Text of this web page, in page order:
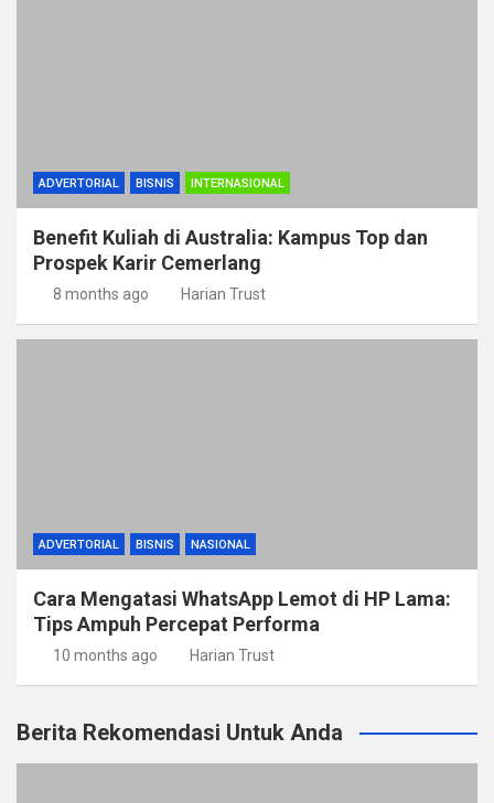
ADVERTORIAL BISNIS INTERNASIONAL
Benefit Kuliah di Australia: Kampus Top dan
Prospek Karir Cemerlang
8 months ago Harian Trust
ADVERTORIAL BISNIS NASIONAL
Cara Mengatasi WhatsApp Lemot di HP Lama:
Tips Ampuh Percepat Performa
10 months ago Harian Trust
Berita Rekomendasi Untuk Anda